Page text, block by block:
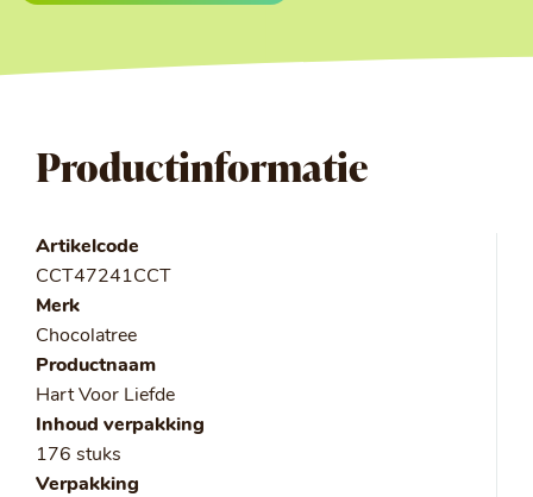
Productinformatie
Artikelcode
CCT47241CCT
Merk
Chocolatree
Productnaam
Hart Voor Liefde
Inhoud verpakking
176 stuks
Verpakking